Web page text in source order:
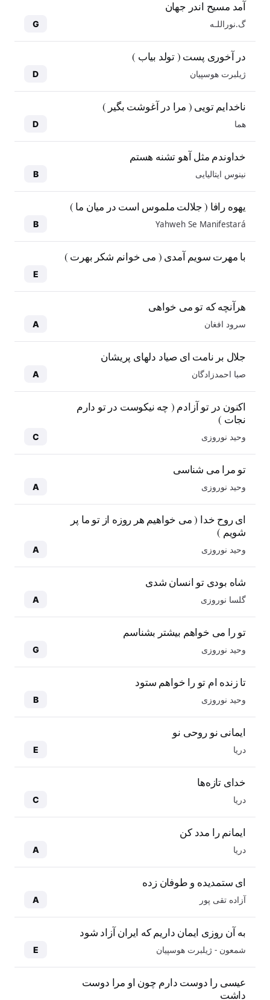
آمد مسیح اندر جهان
گ.نوراللـه G
در آخوری پست ( تولد بیاب )
ژیلبرت هوسپیان D
ناخدایم تویی ( مرا در آغوشت بگیر )
هما D
خداوندم مثل آهو تشنه هستم
نینوس ایتالیایی B
یهوه رافا ( جلالت ملموس است در میان ما )
Yahweh Se Manifestará
B
با مهرت سویم آمدی ( می خوانم شکر بهرت )
E
هرآنچه که تو می خواهی
سرود افغان A
جلال بر نامت ای صیاد دلهای پریشان
صبا احمدزادگان A
اکنون در تو آزادم ( چه نیکوست در تو دارم
نجات )
وحید نوروزی C
تو مرا می شناسی
وحید نوروزی A
ای روح خدا ( می خواهیم هر روزه از تو ما پر
شویم )
وحید نوروزی A
شاه بودی تو انسان شدی
گلسا نوروزی A
تو را می خواهم بیشتر بشناسم
وحید نوروزی G
تا زنده ام تو را خواهم ستود
وحید نوروزی B
ایمانی نو روحی نو
دریا E
خدای تازه‌ها
دریا C
ایمانم را مدد کن
دریا A
ای ستمدیده و طوفان زده
آزاده تقی پور A
به آن روزی ایمان داریم که ایران آزاد شود
شمعون - ژیلبرت هوسپیان E
عیسی را دوست دارم چون او مرا دوست
داشت